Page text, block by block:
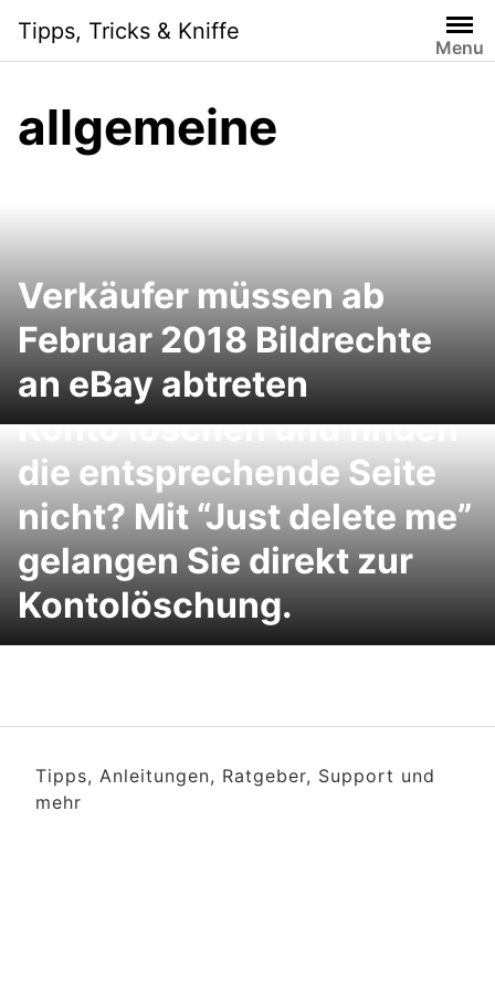
content
Tipps, Tricks & Kniffe
Menu
allgemeine
Verkäufer müssen ab
Februar 2018 Bildrechte
an eBay abtreten
Sie möchten ein Online-
Konto löschen und finden
die entsprechende Seite
nicht? Mit “Just delete me”
gelangen Sie direkt zur
Kontolöschung.
Tipps, Anleitungen, Ratgeber, Support und
mehr